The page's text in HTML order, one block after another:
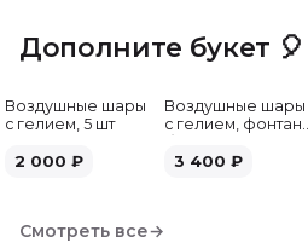
Дополните букет 🎈
Воздушные шары
с гелием, 5 шт
2 000 ₽
Воздушные шары
с гелием, фонтан,
шт
3 400 ₽
Смотреть все→